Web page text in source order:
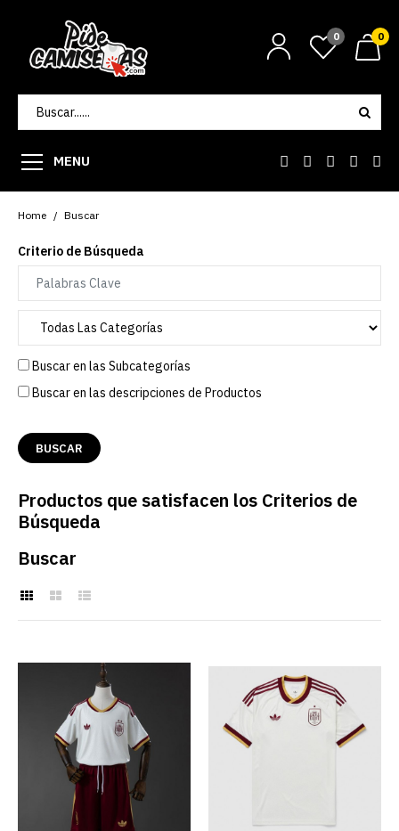
0 0
MENU
Home Buscar
Criterio de Búsqueda
Buscar en las Subcategorías
Buscar en las descripciones de Productos
Productos que satisfacen los Criterios de
Búsqueda
Buscar
Equipación 2026 Campeón
2 Estrellas Niño